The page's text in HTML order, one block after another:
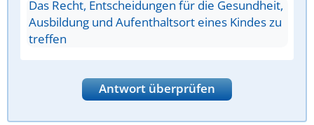
Das Recht, Entscheidungen für die Gesundheit,
Ausbildung und Aufenthaltsort eines Kindes zu
treffen
Antwort überprüfen